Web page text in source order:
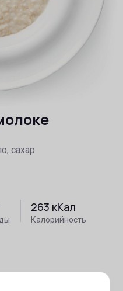
сахар
263 кКал
Калорийность
prev